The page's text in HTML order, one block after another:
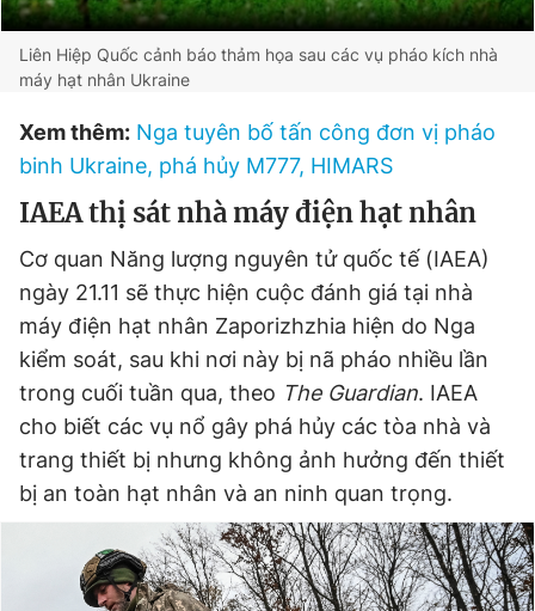
Liên Hiệp Quốc cảnh báo thảm họa sau các vụ pháo kích nhà
máy hạt nhân Ukraine
Xem thêm: Nga tuyên bố tấn công đơn vị pháo
binh Ukraine, phá hủy M777, HIMARS
IAEA thị sát nhà máy điện hạt nhân
Cơ quan Năng lượng nguyên tử quốc tế (IAEA)
ngày 21.11 sẽ thực hiện cuộc đánh giá tại nhà
máy điện hạt nhân Zaporizhzhia hiện do Nga
kiểm soát, sau khi nơi này bị nã pháo nhiều lần
trong cuối tuần qua, theo The Guardian. IAEA
cho biết các vụ nổ gây phá hủy các tòa nhà và
trang thiết bị nhưng không ảnh hưởng đến thiết
bị an toàn hạt nhân và an ninh quan trọng.